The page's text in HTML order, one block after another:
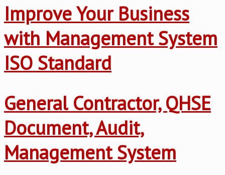
Improve Your Business
with Management System
ISO Standard
General Contractor, QHSE
Document, Audit,
Management System